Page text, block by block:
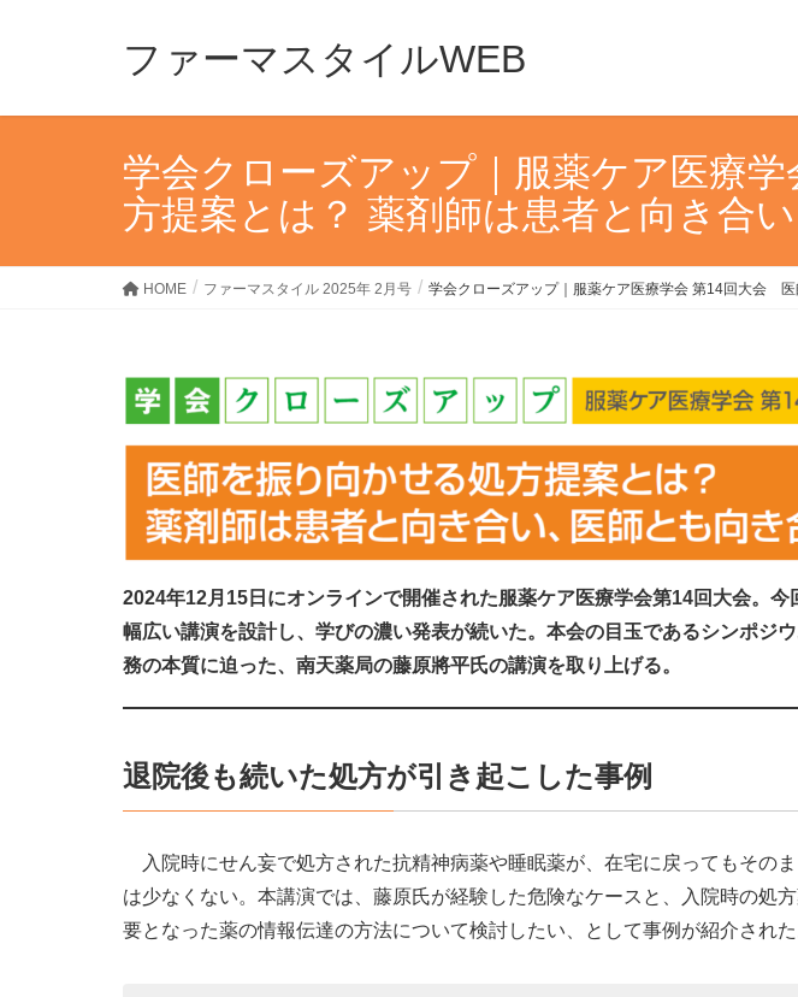
ファーマスタイルWEB
学会クローズアップ｜服薬ケア医療
方提案とは？ 薬剤師は患者と向き合
HOME ファーマスタイル 2025年 2月号 学会クローズアップ｜服薬ケア医療学会 第14回大会
2024年12月15日にオンラインで開催された服薬ケア医療学会第14回大会。今
幅広い講演を設計し、学びの濃い発表が続いた。本会の目玉であるシンポジ
務の本質に迫った、南天薬局の藤原將平氏の講演を取り上げる。
退院後も続いた処方が引き起こした事例
入院時にせん妄で処方された抗精神病薬や睡眠薬が、在宅に戻ってもその
は少なくない。本講演では、藤原氏が経験した危険なケースと、入院時の処
要となった薬の情報伝達の方法について検討したい、として事例が紹介された